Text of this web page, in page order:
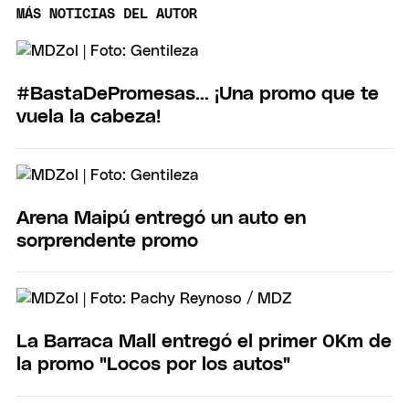
MÁS NOTICIAS DEL AUTOR
#BastaDePromesas... ¡Una promo que te
vuela la cabeza!
Arena Maipú entregó un auto en
sorprendente promo
La Barraca Mall entregó el primer 0Km de
la promo "Locos por los autos"